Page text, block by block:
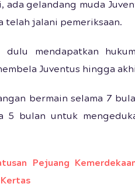
ada gelandang muda
telah jalani pemeriksaan.
mendapatkan
Juventus hingga
bermain selama 7
5 bulan untuk
Pejuang